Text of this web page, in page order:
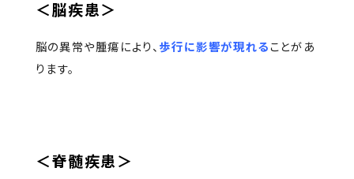
＜脳疾患＞
脳の異常や腫瘍により、 歩行に影響が現れることがあ
ります。
＜脊髄疾患＞